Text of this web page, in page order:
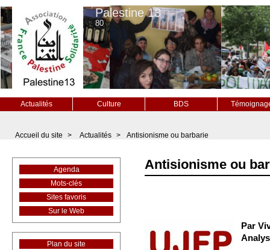
Palestine 13
80
Actualités Culture BDS
Accueil du site > Actualités > Antisionisme ou barbarie
Antisionisme ou
Par
Agenda
Mots-clés
Sites favoris
Sur le Web
Plan du site